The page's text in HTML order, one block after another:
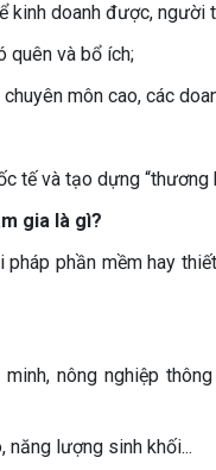
kinh doanh được, người
quên và bổ ích;
môn cao, các
tế và tạo dựng “thương
gia là gì?
phần mềm hay
nông nghiệp
lượng sinh khối...